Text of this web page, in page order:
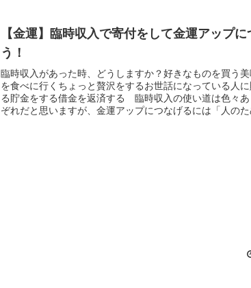
【金運】臨時収入で寄付をして金運アップに
う！
臨時収入があった時、どうしますか？好きなものを買う
を食べに行くちょっと贅沢をするお世話になっている人
る貯金をする借金を返済する 臨時収入の使い道は色々
ぞれだと思いますが、金運アップにつなげるには「人のた